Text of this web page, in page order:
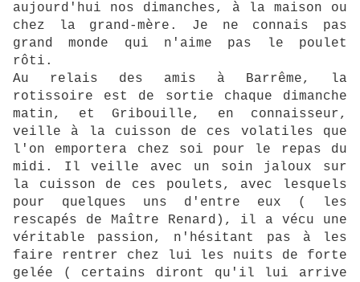
aujourd'hui nos dimanches, à la maison ou
chez la grand-mère. Je ne connais pas
grand monde qui n'aime pas le poulet
rôti.
Au relais des amis à Barrême, la
rotissoire est de sortie chaque dimanche
matin, et Gribouille, en connaisseur,
veille à la cuisson de ces volatiles que
l'on emportera chez soi pour le repas du
midi. Il veille avec un soin jaloux sur
la cuisson de ces poulets, avec lesquels
pour quelques uns d'entre eux ( les
rescapés de Maître Renard), il a vécu une
véritable passion, n'hésitant pas à les
faire rentrer chez lui les nuits de forte
gelée ( certains diront qu'il lui arrive